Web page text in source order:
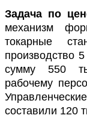
Задача по
механизм
токарные
производство
сумму 550
рабочему
составили 120